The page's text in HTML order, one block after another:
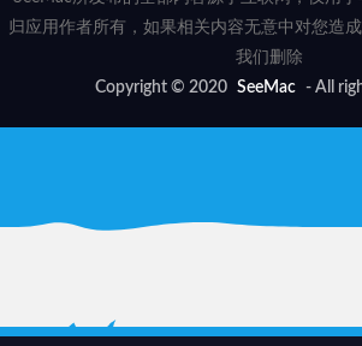
归应用作者所有，如果相关内容无意中对您造
我们删除
Copyright © 2020 SeeMac - All